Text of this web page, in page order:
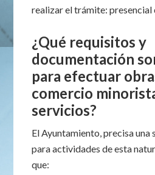
realizar el trámite: presencial
¿Qué requisitos y
documentación
para efectuar
comercio
servicios?
El Ayuntamiento, precisa una
para actividades de esta
que: